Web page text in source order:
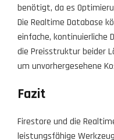
benötigt, da es
Die Realtime Database
einfache, kontinuierliche
die Preisstruktur beider
um unvorhergesehene
Fazit
Firestore und die
leistungsfähige